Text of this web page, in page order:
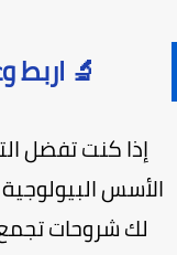
🔬 اربط
إذا كنت تفضل
البيولوجية
لك شروحات تجمع